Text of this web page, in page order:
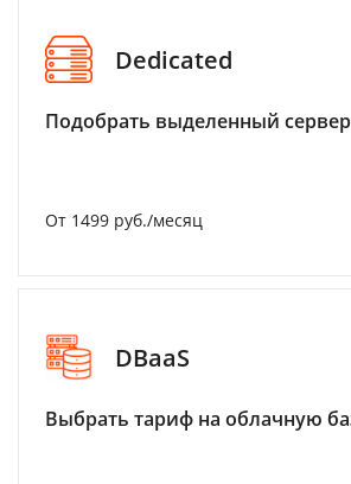
Dedicated
Подобрать выделенный сервер
От 1499 руб./месяц
DBaaS
Выбрать тариф на облачную